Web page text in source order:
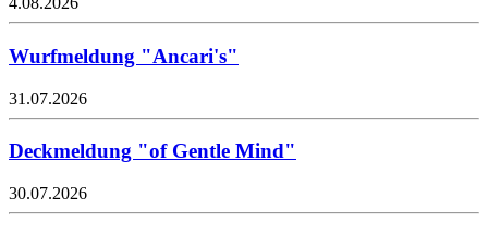
Wurfmeldung "Ancari's"
31.07.2026
Deckmeldung "of Gentle Mind"
30.07.2026